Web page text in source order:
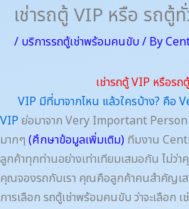
เช่ารถตู้ VIP หรือ รถตู้ทั่
/ บริการรถตู้เช่าพร้อมคนขับ/ By
เช่ารถตู้ VIP หรือรถ
VIP มีที่มาจากไหน แล้วใครบ้าง? คื
VIP ย่อมาจาก Very Important
มากๆ (ศึกษาข้อมูลเพิ่มเติม) ทีมงาน
ลูกค้าทุกท่านอย่างเท่าเทียมเสมอกัน ไม่ว่
คุณจองรถกับเรา คุณคือลูกค้าคนสำคัญเ
การเลือก รถตู้เช่าพร้อมคนขับ ว่าจะเลือก